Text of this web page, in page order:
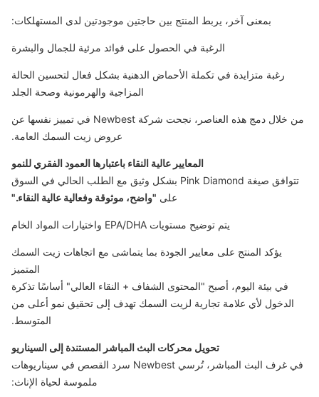
بمعنى آخر، يربط المنتج بين حاجتين موجودتين لدى المستهلكات:
الرغبة في الحصول على فوائد مرئية للجمال والبشرة
رغبة متزايدة في تكملة الأحماض الدهنية بشكل فعال لتحسين الحالة
المزاجية والهرمونية وصحة الجلد
من خلال دمج هذه العناصر، نجحت شركة Newbest في تمييز نفسها عن
عروض زيت السمك العامة.
المعايير عالية النقاء باعتبارها العمود الفقري للنمو
تتوافق صيغة Pink Diamond بشكل وثيق مع الطلب الحالي في السوق
على "واضح، موثوقة وفعالية عالية النقاء."
يتم توضيح مستويات EPA/DHA واختيارات المواد الخام
يؤكد المنتج على معايير الجودة بما يتماشى مع اتجاهات زيت السمك
المتميز
في بيئة اليوم، أصبح "المحتوى الشفاف + النقاء العالي" أساسًا تذكرة
الدخول لأي علامة تجارية لزيت السمك تهدف إلى تحقيق نمو أعلى من
المتوسط.
تحويل محركات البث المباشر المستندة إلى السيناريو
في غرف البث المباشر، تُرسي Newbest سرد القصص في سيناريوهات
ملموسة لحياة الإناث: